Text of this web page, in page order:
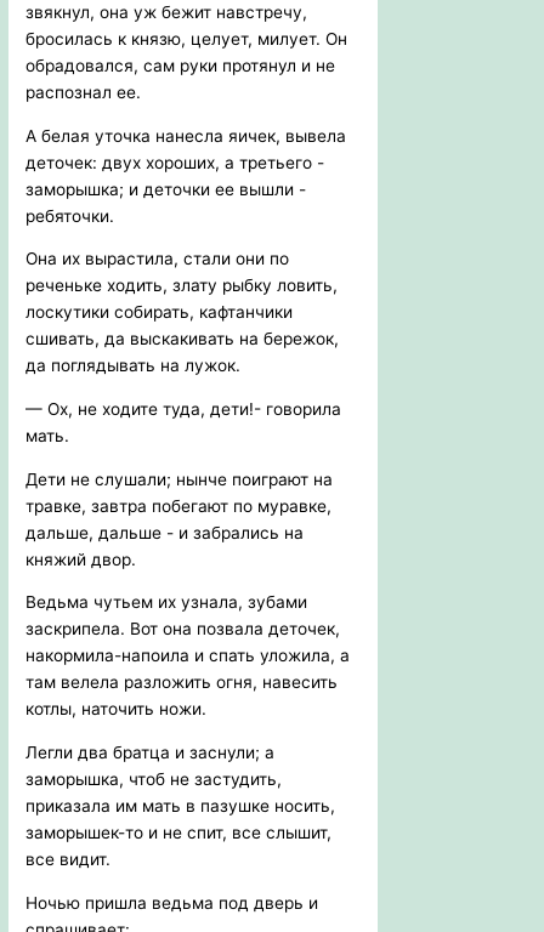
звякнул, она уж бежит навстречу,
бросилась к князю, целует, милует. Он
обрадовался, сам руки протянул и не
распознал ее.
А белая уточка нанесла яичек, вывела
деточек: двух хороших, а третьего -
заморышка; и деточки ее вышли -
ребяточки.
Она их вырастила, стали они по
реченьке ходить, злату рыбку ловить,
лоскутики собирать, кафтанчики
сшивать, да выскакивать на бережок,
да поглядывать на лужок.
— Ох, не ходите туда, дети!- говорила
мать.
Дети не слушали; нынче поиграют на
травке, завтра побегают по муравке,
дальше, дальше - и забрались на
княжий двор.
Ведьма чутьем их узнала, зубами
заскрипела. Вот она позвала деточек,
накормила-напоила и спать уложила, а
там велела разложить огня, навесить
котлы, наточить ножи.
Легли два братца и заснули; а
заморышка, чтоб не застудить,
приказала им мать в пазушке носить,
заморышек-то и не спит, все слышит,
все видит.
Ночью пришла ведьма под дверь и